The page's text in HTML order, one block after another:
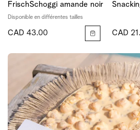
FrischSchoggi amande noir
Disponible en différentes tailles
CAD 43.00 CAD